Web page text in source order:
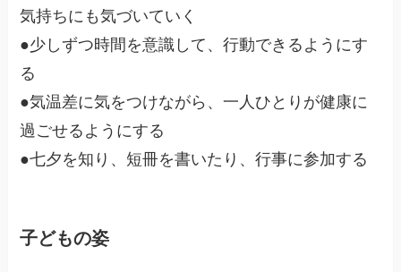
気持ちにも気づいていく
●少しずつ時間を意識して、行動できるようにす
る
●気温差に気をつけながら、一人ひとりが健康に
過ごせるようにする
●七夕を知り、短冊を書いたり、行事に参加する
子どもの姿